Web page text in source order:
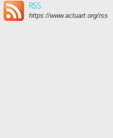
RSS
https://www.actuart.org/rss